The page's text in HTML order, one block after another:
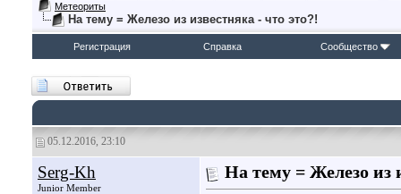
Метеориты
На тему = Железо из известняка - что это?!
Регистрация Справка Сообщество
05.12.2016, 23:10
Serg-Kh
Junior Member
На тему = Железо из